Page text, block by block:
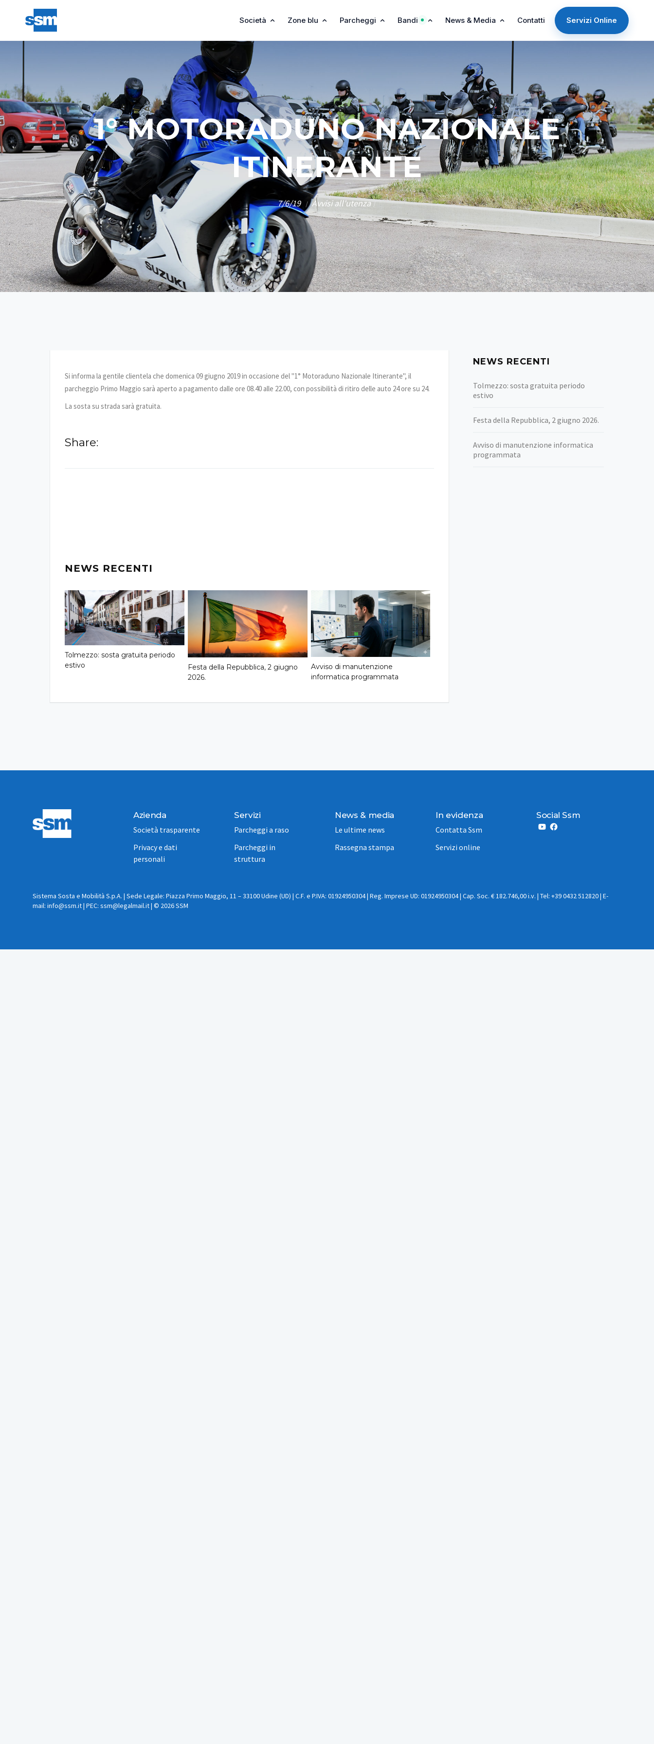
Società Zone blu Parcheggi Bandi News & Media Contatti Servizi Online
1° MOTORADUNO NAZIONALE
ITINERANTE
7/6/19 / Avvisi all'utenza /
Si informa la gentile clientela che domenica 09 giugno 2019 in occasione del "1° Motoraduno Nazionale Itinerante", il
parcheggio Primo Maggio sarà aperto a pagamento dalle ore 08.40 alle 22.00, con possibilità di ritiro delle auto 24 ore su 24.
La sosta su strada sarà gratuita.
Share:
NEWS RECENTI
Tolmezzo: sosta gratuita periodo
estivo
Festa della Repubblica, 2 giugno
2026.
Avviso di manutenzione
informatica programmata
NEWS RECENTI
Tolmezzo: sosta gratuita periodo
estivo
Festa della Repubblica, 2 giugno 2026.
Avviso di manutenzione informatica
programmata
Azienda
Società trasparente
Privacy e dati
personali
Servizi
Parcheggi a raso
Parcheggi in
struttura
News & media
Le ultime news
Rassegna stampa
In evidenza
Contatta Ssm
Servizi online
Social Ssm
Sistema Sosta e Mobilità S.p.A. | Sede Legale: Piazza Primo Maggio, 11 – 33100 Udine (UD) | C.F. e P.IVA: 01924950304 | Reg. Imprese UD: 01924950304 | Cap. Soc. € 182.746,00 i.v. | Tel: +39 0432 512820 | E-
mail: info@ssm.it | PEC: ssm@legalmail.it | © 2026 SSM